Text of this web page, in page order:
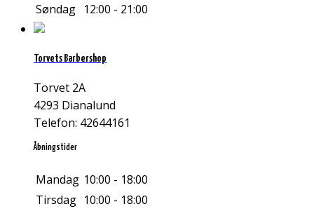
Søndag 12:00 - 21:00
Torvets Barbershop
Torvet 2A
4293 Dianalund
Telefon: 42644161
Åbningstider
Mandag 10:00 - 18:00
Tirsdag 10:00 - 18:00